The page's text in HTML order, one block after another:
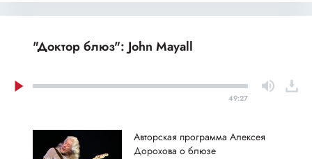
"Доктор блюз": John Mayall
49:27
Авторская программа Алексея
Дорохова о блюзе